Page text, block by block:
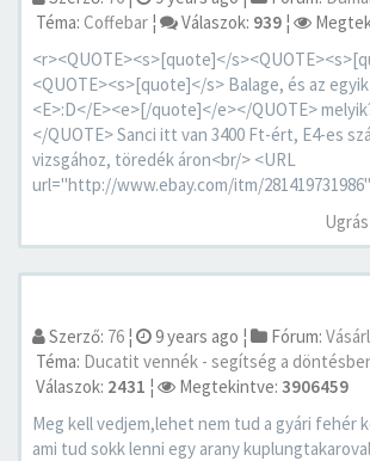
Téma: Coffebar ¦ Válaszok: 939 ¦
<r><QUOTE><s>[quote]</
<QUOTE><s>[quote]</s> Balage, és az egyik
<E>:D</E><e>[/quote]</e></QUOTE>
</QUOTE> Sanci itt van 3400 Ft-ért, E4-es
vizsgához, töredék áron<br/> <URL
url="http://www.ebay.com/itm/
Szerző: 76 ¦ 9 years ago ¦ Fórum:
Téma: Ducatit vennék - segítség a
Válaszok: 2431 ¦ Megtekintve: 3906459
Meg kell vedjem,lehet nem tud a gyári fehér
ami tud sokk lenni egy arany